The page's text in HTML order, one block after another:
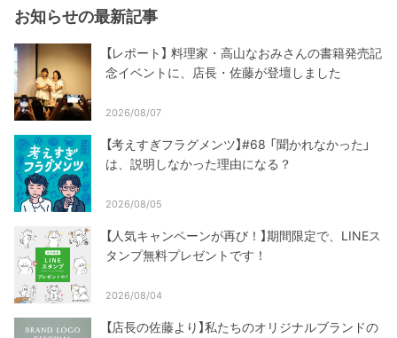
お知らせの最新記事
【レポート】 料理家・高山なおみさんの書籍発売記
念イベントに、店長・佐藤が登壇しました
2026/08/07
【考えすぎフラグメンツ】#68 「聞かれなかった」
は、説明しなかった理由になる？
2026/08/05
【人気キャンペーンが再び！】期間限定で、LINEス
タンプ無料プレゼントです！
2026/08/04
【店長の佐藤より】私たちのオリジナルブランドの